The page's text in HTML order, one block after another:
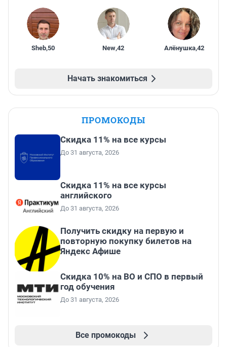
Sheb,50 New,42 Алёнушка,42
Начать знакомиться
ПРОМОКОДЫ
Скидка 11% на все курсы
До 31 августа, 2026
Скидка 11% на все курсы
английского
До 31 августа, 2026
Получить скидку на первую и
повторную покупку билетов на
Яндекс Афише
Скидка 10% на ВО и СПО в первый
год обучения
До 31 августа, 2026
Все промокоды